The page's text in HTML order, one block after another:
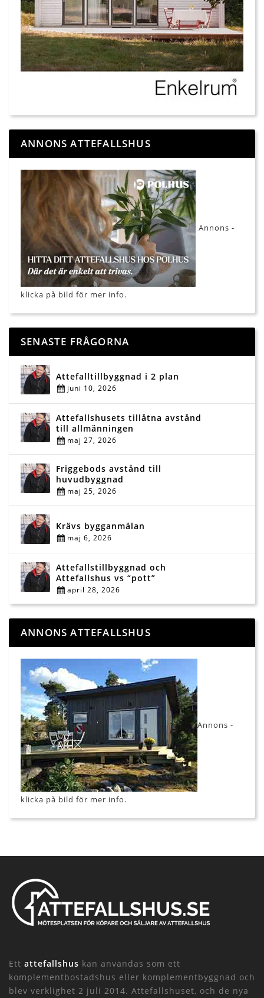
ANNONS ATTEFALLSHUS
Annons -
klicka på bild för mer info.
SENASTE FRÅGORNA
Attefalltillbyggnad i 2 plan
juni 10, 2026
Attefallshusets tillåtna avstånd
till allmänningen
maj 27, 2026
Friggebods avstånd till
huvudbyggnad
maj 25, 2026
Krävs bygganmälan
maj 6, 2026
Attefallstillbyggnad och
Attefallshus vs “pott”
april 28, 2026
ANNONS ATTEFALLSHUS
Annons -
klicka på bild för mer info.
Ett attefallshus kan användas som ett
komplementbostadshus eller komplementbyggnad och
blev verklighet 2 juli 2014. Attefallshuset, och de nya